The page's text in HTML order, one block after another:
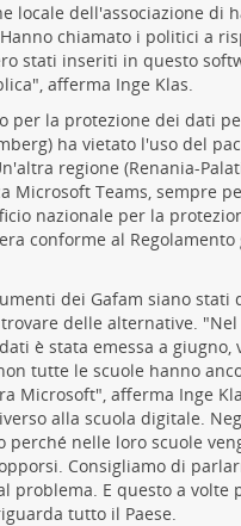
locale dell'associazione di
chiamato i politici a
stati inseriti in questo
afferma Inge Klas.
per la protezione dei dati
ha vietato l'uso del
regione (Renania-
Microsoft Teams, sempre
nazionale per la
conforme al
dei Gafam siano
delle alternative.
è stata emessa a
tutte le scuole hanno
Microsoft", afferma Inge
alla scuola digitale.
perché nelle loro scuole
Consigliamo di
problema. E questo a
tutto il Paese.